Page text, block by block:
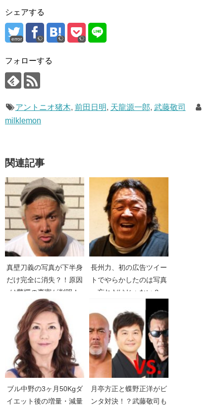
シェアする
error
フォローする
アントニオ猪木, 前田日明, 天龍源一郎, 武藤敬司
milklemon
関連記事
真壁刀義の写真が下半身
だけ完全に消失？！原因
は驚愕の事実が判明！
【スッキリ】
長州力、初の広告ツイー
トでやらかしたのは写真
忘れだけじゃない？
グ】【GATSBY】【ギャ
ツビー】
ブル中野の3ヶ月50Kgダ
イエット後の増量・減量
月亭方正と蝶野正洋がビ
ンタ対決！？武藤敬司も